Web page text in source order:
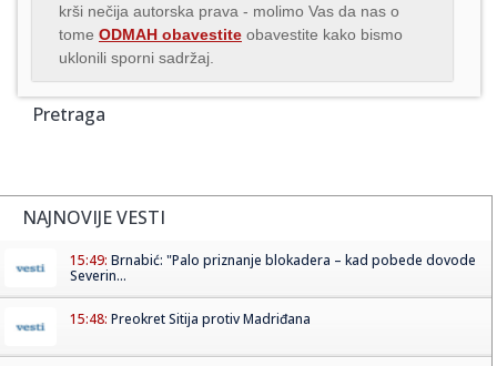
krši nečija autorska prava - molimo Vas da nas o
tome ODMAH obavestite obavestite kako bismo
uklonili sporni sadržaj.
Pretraga
NAJNOVIJE VESTI
15:49: Brnabić: "Palo priznanje blokadera – kad pobede dovode
Severin...
15:48: Preokret Sitija protiv Madriđana